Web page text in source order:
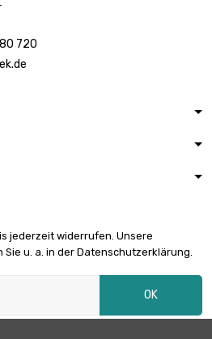
€ 20,21
720
jederzeit widerrufen. Unsere
u. a. in der Datenschutzerklärung.
OK